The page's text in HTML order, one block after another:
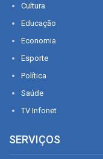
Cultura
Educação
Economia
Esporte
Política
Saúde
TV Infonet
SERVIÇOS